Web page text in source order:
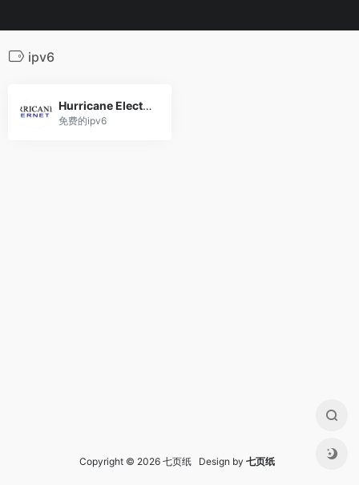
ipv6
Hurricane Electric
免费的ipv6
Copyright © 2026 七页纸 Design by 七页纸